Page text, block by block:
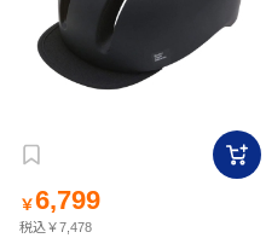
￥6,799
税込￥7,478